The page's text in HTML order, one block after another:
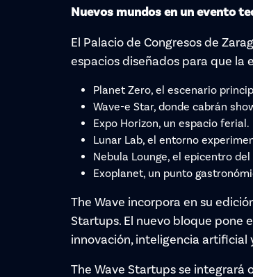
Nuevos mundos en un evento
El Palacio de Congresos de
espacios diseñados para que la
Planet Zero, el escenario
Wave-e Star, donde cabrán
Expo Horizon, un espacio ferial.
Lunar Lab, el entorno
Nebula Lounge, el epicentro
Exoplanet, un punto
The Wave incorpora en su
Startups. El nuevo bloque pone
innovación, inteligencia
The Wave Startups se integrará